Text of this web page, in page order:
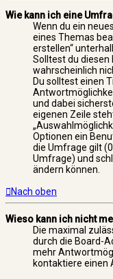
Wie kann ich eine
Wenn du ein
eines Themas
erstellen“
Solltest du diesen
wahrscheinlich
Du solltest einen
und dabei
eigenen Zeile
Optionen ein
die Umfrage gilt
Umfrage) und
ändern können.
Nach oben
Wieso kann ich nicht
Die maximal
durch die Board-
mehr
kontaktiere einen